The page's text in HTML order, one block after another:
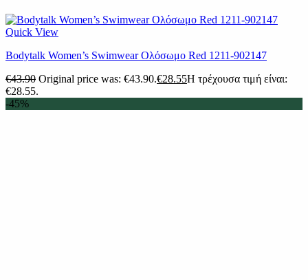
Quick View
Βodytalk Women’s Swimwear Ολόσωμο Red 1211-902147
€43.90 Original price was: €43.90.€28.55Η τρέχουσα τιμή είναι:
€28.55.
-45%